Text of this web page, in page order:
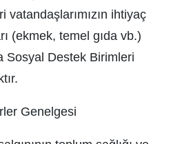
ihtiyaç
(ekmek, temel gıda vb.)
Sosyal Destek Birimleri
Genelgesi